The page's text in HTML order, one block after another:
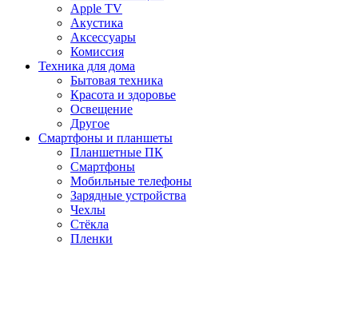
Apple TV
Акустика
Аксессуары
Комиссия
Техника для дома
Бытовая техника
Красота и здоровье
Освещение
Другое
Смартфоны и планшеты
Планшетные ПК
Смартфоны
Мобильные телефоны
Зарядные устройства
Чехлы
Стёкла
Пленки